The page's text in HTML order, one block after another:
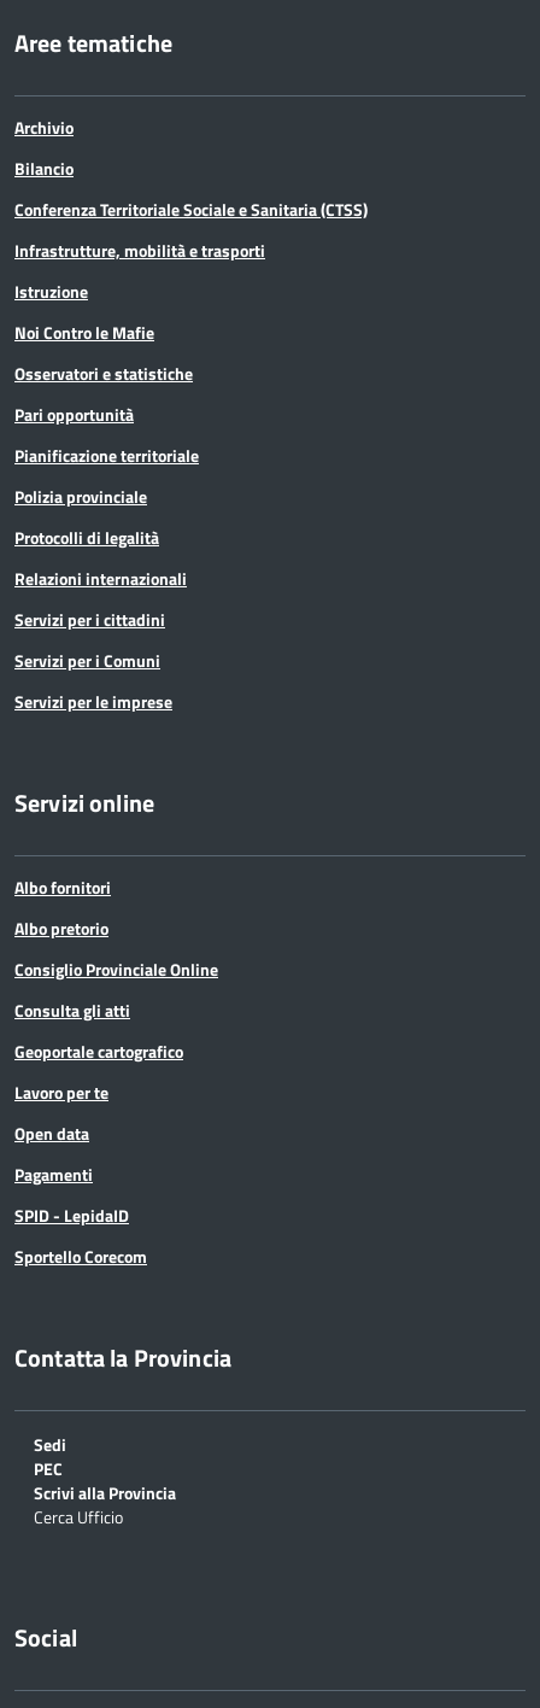
Aree tematiche
Archivio
Bilancio
Conferenza Territoriale Sociale e Sanitaria (CTSS)
Infrastrutture, mobilità e trasporti
Istruzione
Noi Contro le Mafie
Osservatori e statistiche
Pari opportunità
Pianificazione territoriale
Polizia provinciale
Protocolli di legalità
Relazioni internazionali
Servizi per i cittadini
Servizi per i Comuni
Servizi per le imprese
Servizi online
Albo fornitori
Albo pretorio
Consiglio Provinciale Online
Consulta gli atti
Geoportale cartografico
Lavoro per te
Open data
Pagamenti
SPID - LepidaID
Sportello Corecom
Contatta la Provincia
Sedi
PEC
Scrivi alla Provincia
Cerca Ufficio
Social